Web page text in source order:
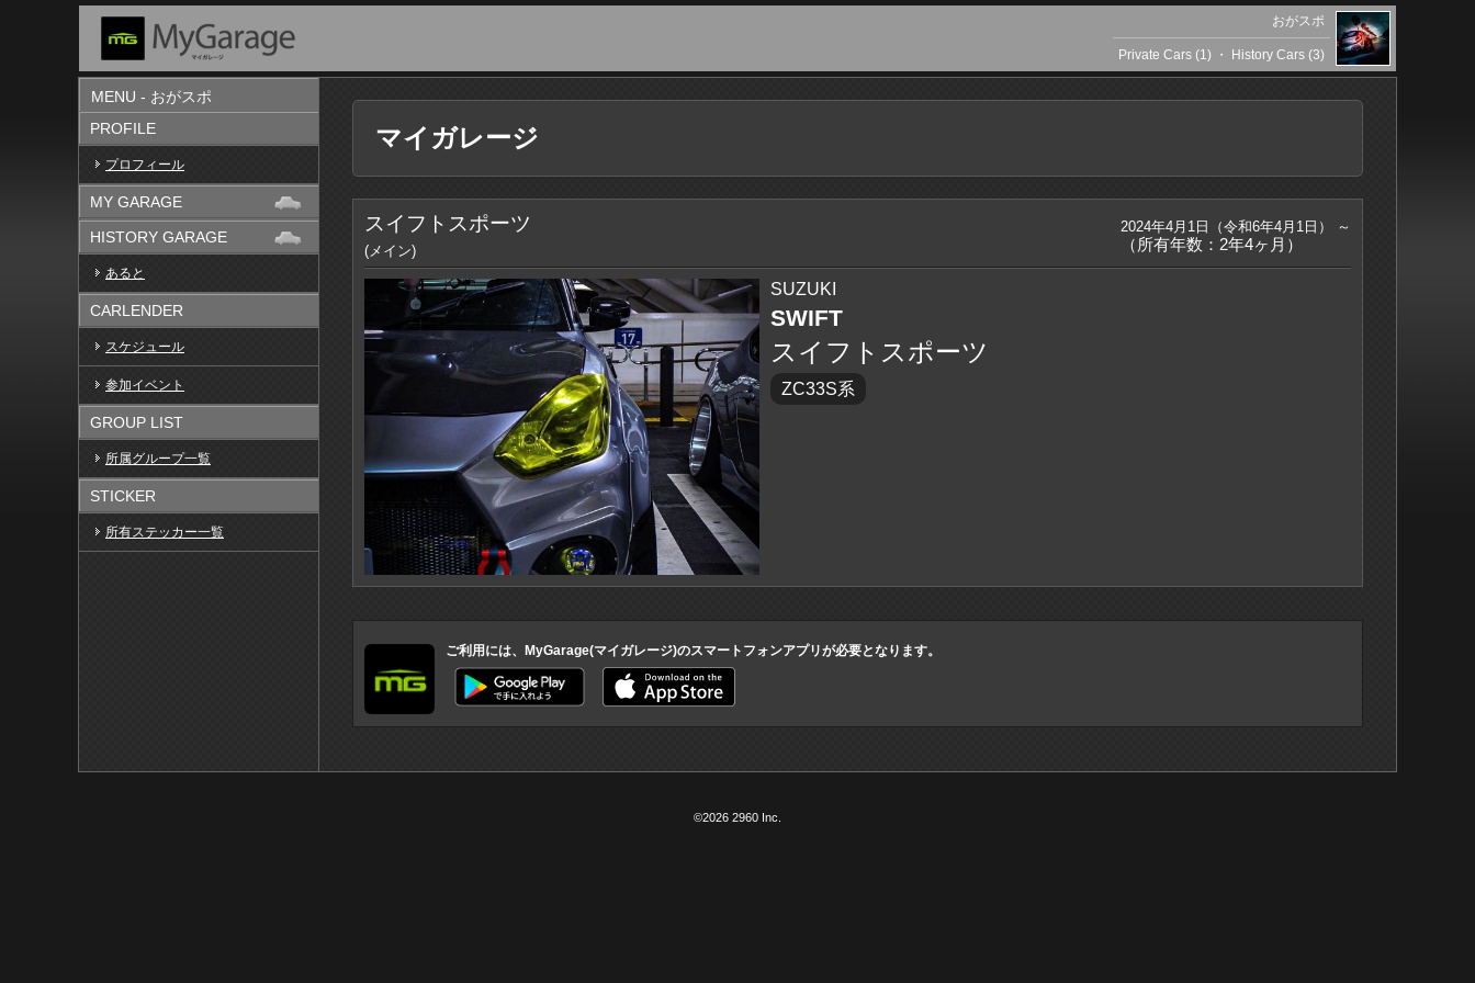
おがスポ
Private Cars (1) ・ History Cars (3)
MENU - おがスポ
PROFILE
プロフィール
MY GARAGE
HISTORY GARAGE
あると
CARLENDER
スケジュール
参加イベント
GROUP LIST
所属グループ一覧
STICKER
所有ステッカー一覧
マイガレージ
スイフトスポーツ
(メイン)
2024年4月1日（令和6年4月1日） ～
（所有年数：2年4ヶ月）
SUZUKI
SWIFT
スイフトスポーツ
ZC33S系
ご利用には、MyGarage(マイガレージ)のスマートフォンアプリが必要となります。
©2026 2960 Inc.